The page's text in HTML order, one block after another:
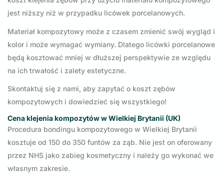
jest niższy niż w przypadku licówek porcelanowych.
Materiał kompozytowy może z czasem zmienić swój wygląd i
kolor i może wymagać wymiany. Dlatego licówki porcelanowe
będą kosztować mniej w dłuższej perspektywie ze względu
na ich trwałość i zalety estetyczne.
Skontaktuj się z nami, aby zapytać o koszt zębów
kompozytowych i dowiedzieć się wszystkiego!
Cena klejenia kompozytów w Wielkiej Brytanii (UK)
Procedura bondingu kompozytowego w Wielkiej Brytanii
kosztuje od 150 do 350 funtów za ząb. Nie jest on oferowany
przez NHS jako zabieg kosmetyczny i należy go wykonać we
własnym zakresie.